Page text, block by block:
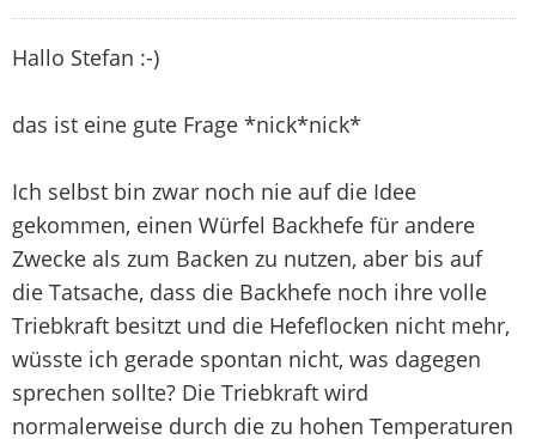
Hallo Stefan :-)
das ist eine gute Frage *nick*nick*
Ich selbst bin zwar noch nie auf die Idee
gekommen, einen Würfel Backhefe für andere
Zwecke als zum Backen zu nutzen, aber bis auf
die Tatsache, dass die Backhefe noch ihre volle
Triebkraft besitzt und die Hefeflocken nicht mehr,
wüsste ich gerade spontan nicht, was dagegen
sprechen sollte? Die Triebkraft wird
normalerweise durch die zu hohen Temperaturen